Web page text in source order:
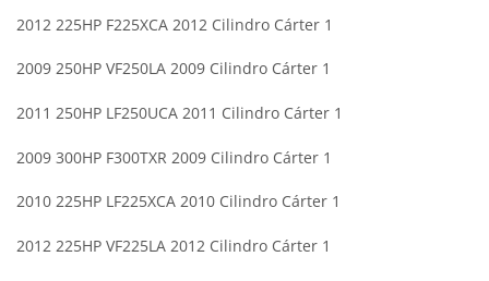
2012 225HP F225XCA 2012 Cilindro Cárter 1
2009 250HP VF250LA 2009 Cilindro Cárter 1
2011 250HP LF250UCA 2011 Cilindro Cárter 1
2009 300HP F300TXR 2009 Cilindro Cárter 1
2010 225HP LF225XCA 2010 Cilindro Cárter 1
2012 225HP VF225LA 2012 Cilindro Cárter 1